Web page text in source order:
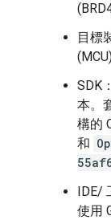
目標
SDK
本。
構的
和
IDE/
使用